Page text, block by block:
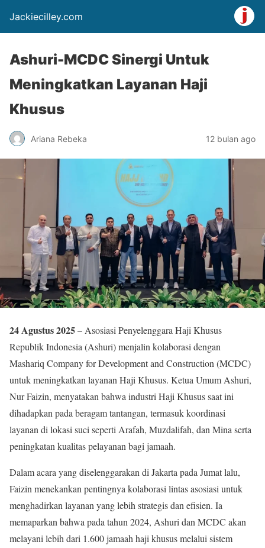
Jackiecilley.com
Ashuri-MCDC Sinergi Untuk
Meningkatkan Layanan Haji
Khusus
Ariana Rebeka 12 bulan ago
24 Agustus 2025– Asosiasi Penyelenggara Haji Khusus
Republik Indonesia (Ashuri) menjalin kolaborasi dengan
Mashariq Company for Development and Construction (MCDC)
untuk meningkatkan layanan Haji Khusus. Ketua Umum Ashuri,
Nur Faizin, menyatakan bahwa industri Haji Khusus saat ini
dihadapkan pada beragam tantangan, termasuk koordinasi
layanan di lokasi suci seperti Arafah, Muzdalifah, dan Mina serta
peningkatan kualitas pelayanan bagi jamaah.
Dalam acara yang diselenggarakan di Jakarta pada Jumat lalu,
Faizin menekankan pentingnya kolaborasi lintas asosiasi untuk
menghadirkan layanan yang lebih strategis dan efisien. Ia
memaparkan bahwa pada tahun 2024, Ashuri dan MCDC akan
melayani lebih dari 1.600 jamaah haji khusus melalui sistem